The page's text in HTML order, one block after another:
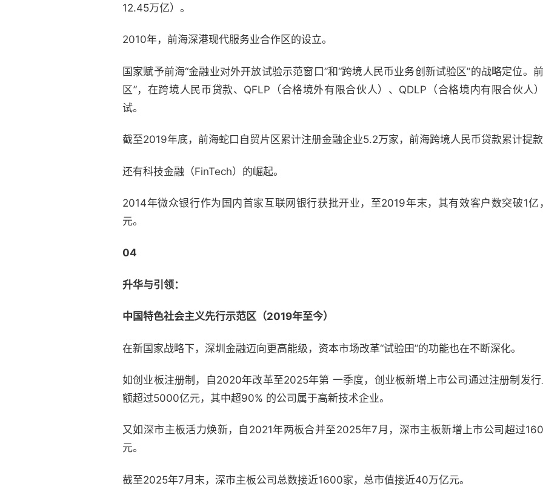
12.45万亿）。
2010年，前海深港现代服务业合作区的设立。
国家赋予前海“金融业对外开放试验示范窗口”和“跨境人民币业务创新试验区”的战略定位。
区”，在跨境人民币贷款、QFLP（合格境外有限合伙人）、QDLP（合格境内有限合伙人
试。
截至2019年底，前海蛇口自贸片区累计注册金融企业5.2万家，前海跨境人民币贷款累计提
还有科技金融（FinTech）的崛起。
2014年微众银行作为国内首家互联网银行获批开业，至2019年末，其有效客户数突破1
元。
04
升华与引领：
中国特色社会主义先行示范区（2019年至今）
在新国家战略下，深圳金融迈向更高能级，资本市场改革“试验田”的功能也在不断深化。
如创业板注册制，自2020年改革至2025年第 一季度，创业板新增上市公司通过注册制发
额超过5000亿元，其中超90% 的公司属于高新技术企业。
又如深市主板活力焕新，自2021年两板合并至2025年7月，深市主板新增上市公司超过
元。
截至2025年7月末，深市主板公司总数接近1600家，总市值接近40万亿元。